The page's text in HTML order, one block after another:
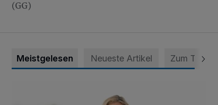
(GG)
Meistgelesen Neueste Artikel Zum Thema